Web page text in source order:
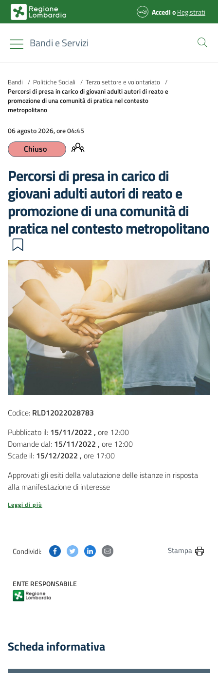
AccedioRegistrati
Bandi e Servizi
Bandi / Politiche Sociali / Terzo settore e volontariato /
Percorsi di presa in carico di giovani adulti autori di reato e
promozione di una comunità di pratica nel contesto
metropolitano
06 agosto 2026, ore 04:45
Chiuso
Percorsi di presa in carico di
giovani adulti autori di reato e
promozione di una comunità di
pratica nel contesto metropolitano
Codice: RLD12022028783
Pubblicato il: 15/11/2022 , ore 12:00
Domande dal: 15/11/2022 , ore 12:00
Scade il: 15/12/2022 , ore 17:00
Approvati gli esiti della valutazione delle istanze in risposta
alla manifestazione di interesse
Leggi di più
Condividi: Condividi questa pagina su Facebook
Condividi questa pagina su Twitter
Condividi questa pagina su Linkedin
Condividi questa pagina via
Stampa
ENTE RESPONSABILE
Scheda informativa